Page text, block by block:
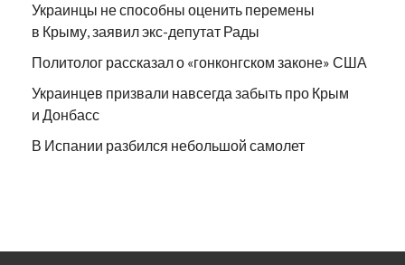
Украинцы не способны оценить перемены
в Крыму, заявил экс-депутат Рады
Политолог рассказал о «гонконгском законе» США
Украинцев призвали навсегда забыть про Крым
и Донбасс
В Испании разбился небольшой самолет